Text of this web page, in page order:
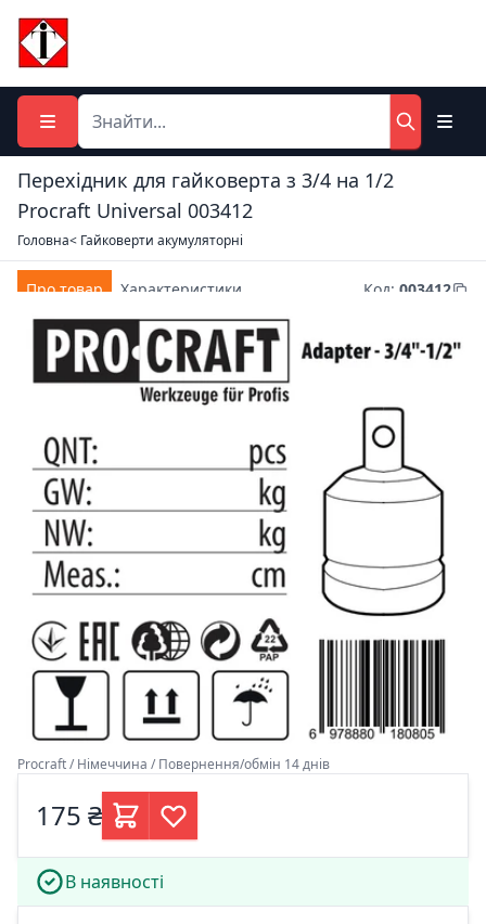
Перехідник для гайковерта з 3/4 на 1/2
Procraft Universal 003412
Головна< Гайковерти акумуляторні
Про товар Характеристики Код: 003412
Procraft / Німеччина / Повернення/обмін 14 днів
175 ₴
В наявності